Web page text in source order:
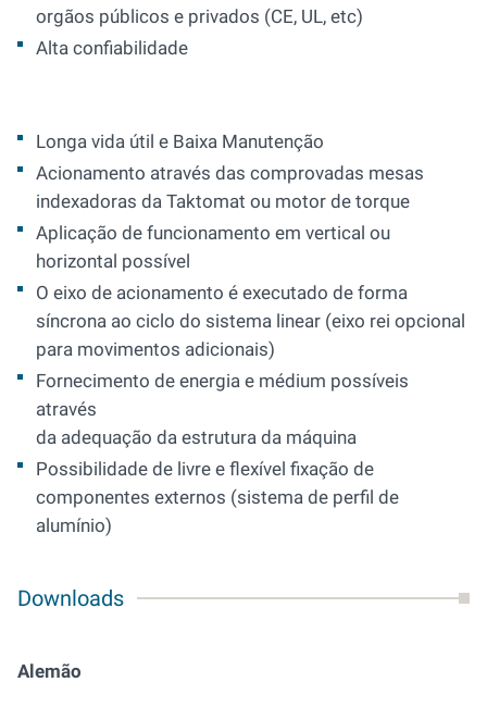
orgãos públicos e privados (CE, UL, etc)
Alta confiabilidade
Longa vida útil e Baixa Manutenção
Acionamento através das comprovadas mesas
indexadoras da Taktomat ou motor de torque
Aplicação de funcionamento em vertical ou
horizontal possível
O eixo de acionamento é executado de forma
síncrona ao ciclo do sistema linear (eixo rei opcional
para movimentos adicionais)
Fornecimento de energia e médium possíveis
através
da adequação da estrutura da máquina
Possibilidade de livre e flexível fixação de
componentes externos (sistema de perfil de
alumínio)
Downloads
Alemão